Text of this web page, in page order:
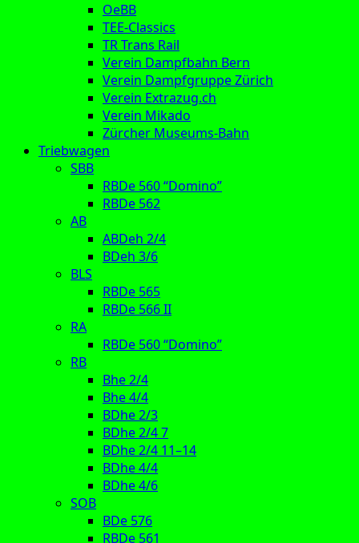
OeBB
TEE-Classics
TR Trans Rail
Verein Dampfbahn Bern
Verein Dampfgruppe Zürich
Verein Extrazug.ch
Verein Mikado
Zürcher Museums-Bahn
Triebwagen
SBB
RBDe 560 “Domino”
RBDe 562
AB
ABDeh 2/4
BDeh 3/6
BLS
RBDe 565
RBDe 566 II
RA
RBDe 560 “Domino”
RB
Bhe 2/4
Bhe 4/4
BDhe 2/3
BDhe 2/4 7
BDhe 2/4 11–14
BDhe 4/4
BDhe 4/6
SOB
BDe 576
RBDe 561